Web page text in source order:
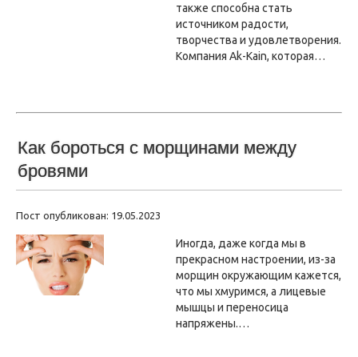
также способна стать
источником радости,
творчества и удовлетворения.
Компания Ak-Kain, которая…
Как бороться с морщинами между
бровями
Пост опубликован: 19.05.2023
Иногда, даже когда мы в
прекрасном настроении, из-за
морщин окружающим кажется,
что мы хмуримся, а лицевые
мышцы и переносица
напряжены.…